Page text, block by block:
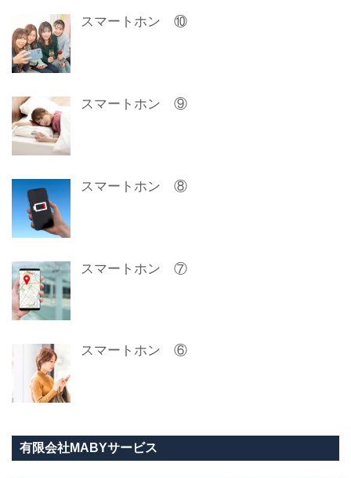
スマートホン ⑩
スマートホン ⑨
スマートホン ⑧
スマートホン ⑦
スマートホン ⑥
有限会社MABYサービス